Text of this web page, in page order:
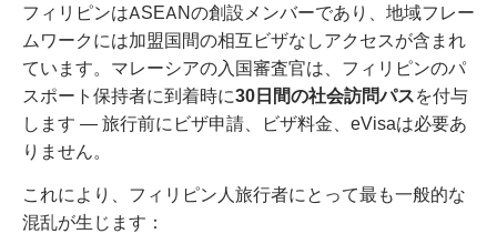
フィリピンはASEANの創設メンバーであり、地域フレー
ムワークには加盟国間の相互ビザなしアクセスが含まれ
ています。マレーシアの入国審査官は、フィリピンのパ
スポート保持者に到着時に30日間の社会訪問パスを付与
します — 旅行前にビザ申請、ビザ料金、eVisaは必要あ
りません。
これにより、フィリピン人旅行者にとって最も一般的な
混乱が生じます：